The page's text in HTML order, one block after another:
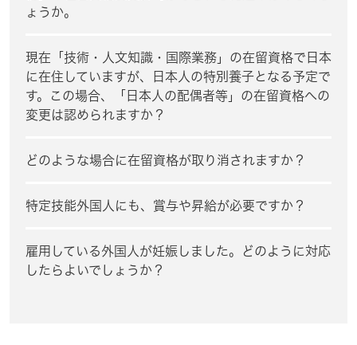
ょうか。
現在「技術・人文知識・国際業務」の在留資格で日本
に在住していますが、日本人の特別養子となる予定で
す。この場合、「日本人の配偶者等」の在留資格への
変更は認められますか？
どのような場合に在留資格が取り消されますか？
特定技能外国人にも、賞与や昇給が必要ですか？
雇用している外国人が妊娠しました。どのように対応
したらよいでしょうか？